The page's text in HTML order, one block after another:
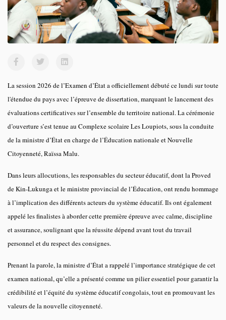
La session 2026 de l’Examen d’État a officiellement débuté ce lundi sur toute
l'étendue du pays avec l’épreuve de dissertation, marquant le lancement des
évaluations certificatives sur l’ensemble du territoire national. La cérémonie
d’ouverture s’est tenue au Complexe scolaire Les Loupiots, sous la conduite
de la ministre d’État en charge de l’Éducation nationale et Nouvelle
Citoyenneté, Raïssa Malu.
Dans leurs allocutions, les responsables du secteur éducatif, dont la Proved
de Kin-Lukunga et le ministre provincial de l’Éducation, ont rendu hommage
à l’implication des différents acteurs du système éducatif. Ils ont également
appelé les finalistes à aborder cette première épreuve avec calme, discipline
et assurance, soulignant que la réussite dépend avant tout du travail
personnel et du respect des consignes.
Prenant la parole, la ministre d’État a rappelé l’importance stratégique de cet
examen national, qu’elle a présenté comme un pilier essentiel pour garantir la
crédibilité et l’équité du système éducatif congolais, tout en promouvant les
valeurs de la nouvelle citoyenneté.